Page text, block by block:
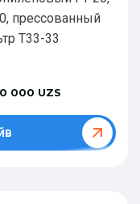
прессованный
T33-33
000 UZS